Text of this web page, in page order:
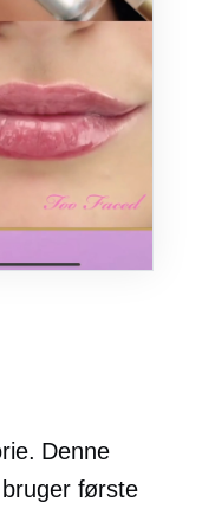
Denne
første